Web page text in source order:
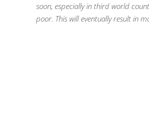
soon, especially in third world
poor. This will eventually result in